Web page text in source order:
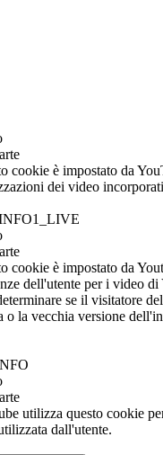
cookie è impostato da
dei video
cookie è impostato da
dell'utente per i video
se il visitatore
o la vecchia versione
utilizza questo cookie
dall'utente.